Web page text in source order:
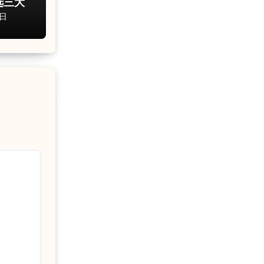
三大